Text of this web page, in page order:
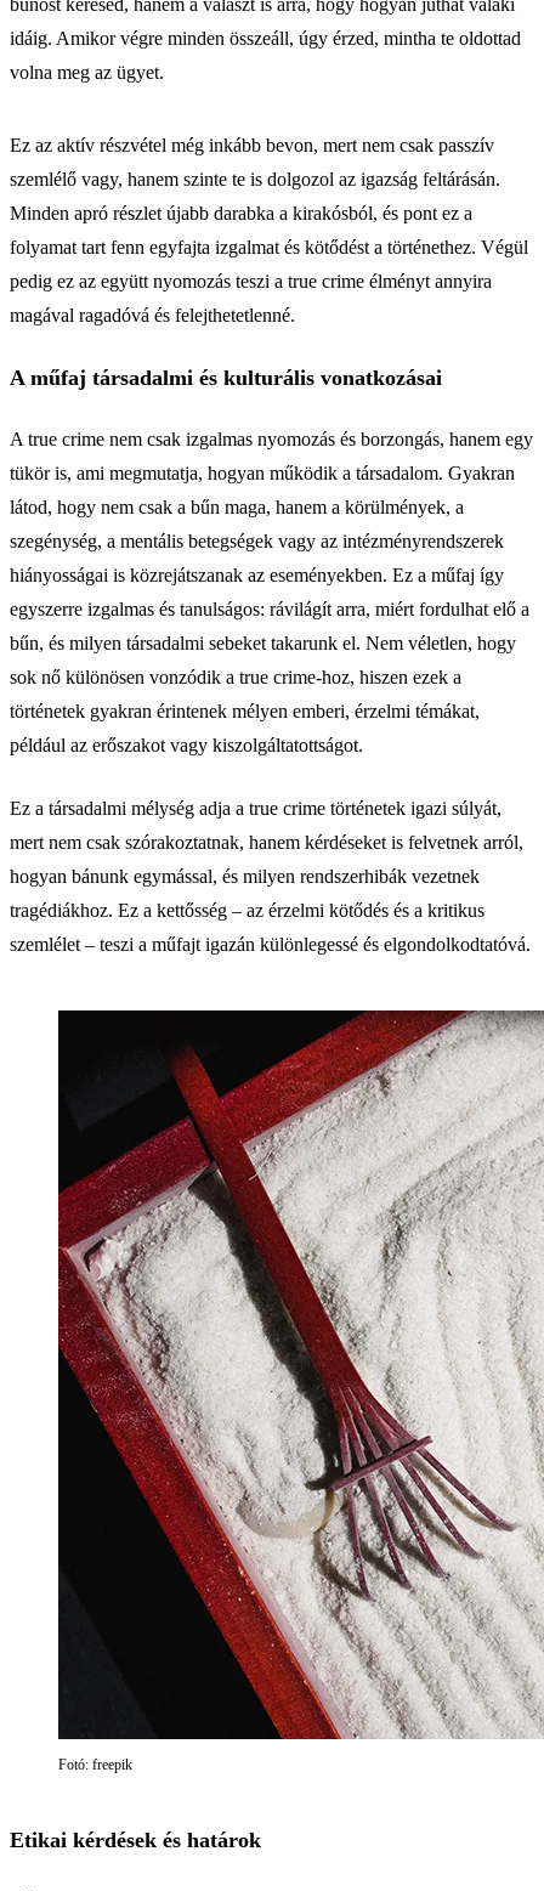
bűnöst keresed, hanem a választ is arra, hogy hogyan juthat valaki
idáig. Amikor végre minden összeáll, úgy érzed, mintha te oldottad
volna meg az ügyet.
Ez az aktív részvétel még inkább bevon, mert nem csak passzív
szemlélő vagy, hanem szinte te is dolgozol az igazság feltárásán.
Minden apró részlet újabb darabka a kirakósból, és pont ez a
folyamat tart fenn egyfajta izgalmat és kötődést a történethez. Végül
pedig ez az együtt nyomozás teszi a true crime élményt annyira
magával ragadóvá és felejthetetlenné.
A műfaj társadalmi és kulturális vonatkozásai
A true crime nem csak izgalmas nyomozás és borzongás, hanem egy
tükör is, ami megmutatja, hogyan működik a társadalom. Gyakran
látod, hogy nem csak a bűn maga, hanem a körülmények, a
szegénység, a mentális betegségek vagy az intézményrendszerek
hiányosságai is közrejátszanak az eseményekben. Ez a műfaj így
egyszerre izgalmas és tanulságos: rávilágít arra, miért fordulhat elő a
bűn, és milyen társadalmi sebeket takarunk el. Nem véletlen, hogy
sok nő különösen vonzódik a true crime-hoz, hiszen ezek a
történetek gyakran érintenek mélyen emberi, érzelmi témákat,
például az erőszakot vagy kiszolgáltatottságot.
Ez a társadalmi mélység adja a true crime történetek igazi súlyát,
mert nem csak szórakoztatnak, hanem kérdéseket is felvetnek arról,
hogyan bánunk egymással, és milyen rendszerhibák vezetnek
tragédiákhoz. Ez a kettősség – az érzelmi kötődés és a kritikus
szemlélet – teszi a műfajt igazán különlegessé és elgondolkodtatóvá.
Fotó: freepik
Etikai kérdések és határok